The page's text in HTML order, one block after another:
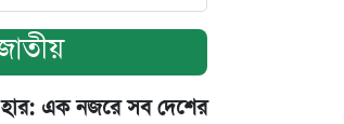
এক নজরে সব দেশের